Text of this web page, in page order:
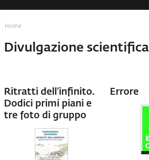
Tu sei qui
Home
Divulgazione scientifica
Ritratti dell’infinito.
Dodici primi piani e
tre foto di gruppo
Errore